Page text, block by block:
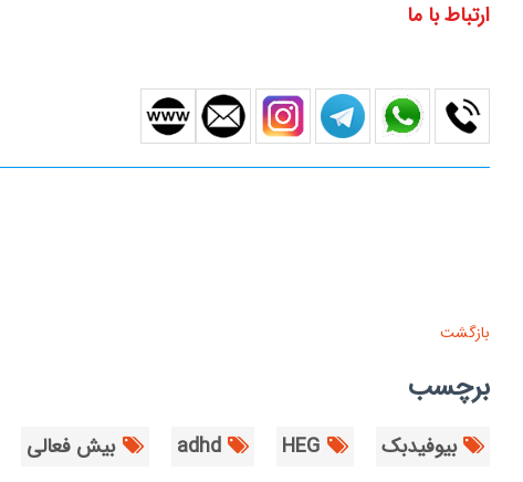
ارتباط با ما
بازگشت
برچسب
بیوفیدبک HEG
adhd بیش فعالی